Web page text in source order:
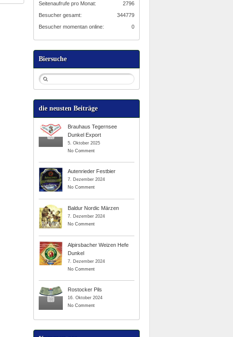
2796
Seitenaufrufe pro Monat:
344779
Besucher gesamt:
0
Besucher momentan online:
Biersuche
die neusten Beiträge
Brauhaus Tegernsee
Dunkel Export
5. Oktober 2025
No Comment
Autenrieder Festbier
7. Dezember 2024
No Comment
Baldur Nordic Märzen
7. Dezember 2024
No Comment
Alpirsbacher Weizen Hefe
Dunkel
7. Dezember 2024
No Comment
Rostocker Pils
16. Oktober 2024
No Comment